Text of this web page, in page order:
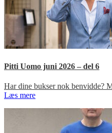
Pitti Uomo juni 2026 – del 6
Har dine bukser nok benvidde?
Læs mere